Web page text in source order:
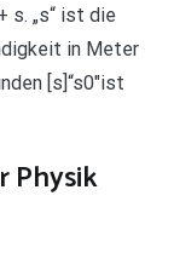
s. „s“ ist die
in Meter
[s]“s0″ist
Physik